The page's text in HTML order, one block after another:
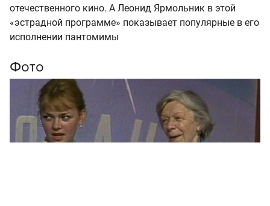
отечественного кино. А Леонид Ярмольник в этой
«эстрадной программе» показывает популярные в его
исполнении пантомимы
Фото